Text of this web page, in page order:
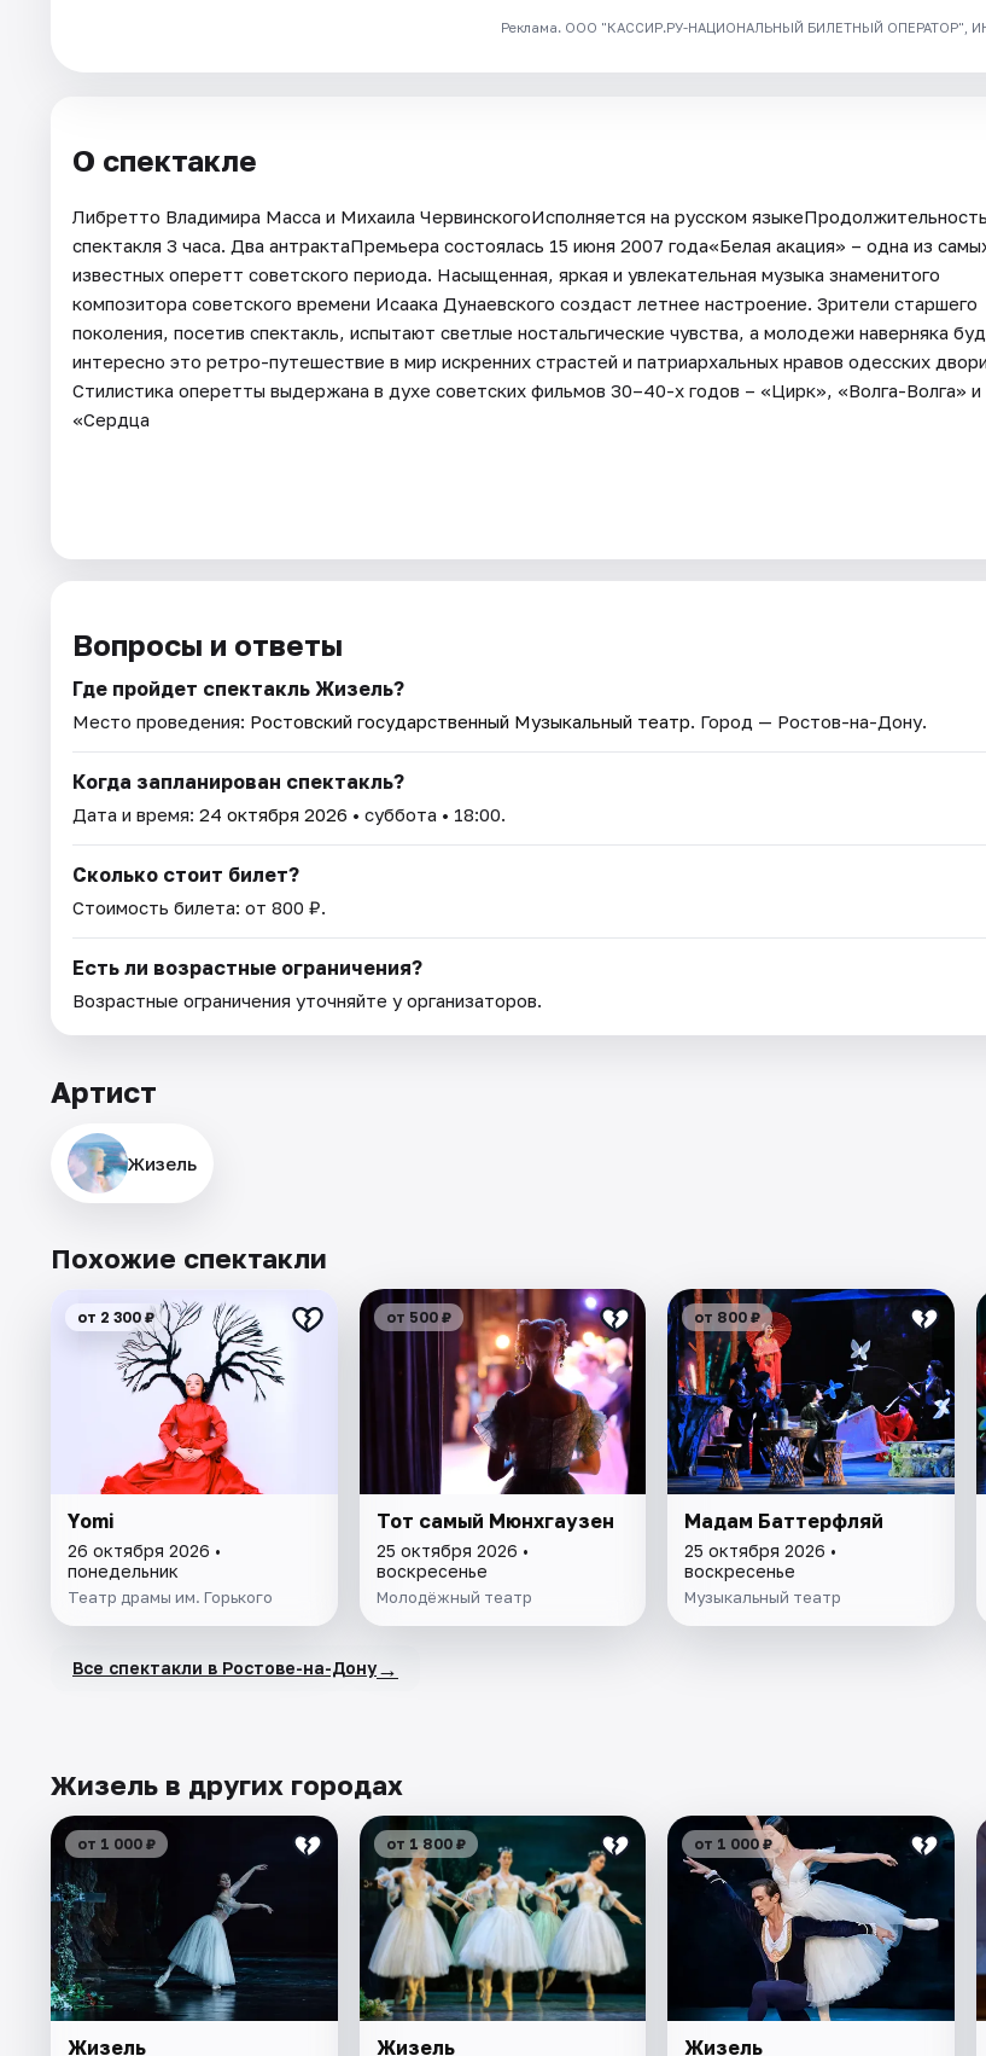
Реклама. ООО "КАССИР.РУ-НАЦИОНАЛЬНЫЙ БИЛЕТНЫЙ ОПЕРАТОР",
О спектакле
Либретто Владимира Масса и Михаила ЧервинскогоИсполняется на русском языкеПродолжительность
спектакля 3 часа. Два антрактаПремьера состоялась 15 июня 2007 года«Белая акация» – одна из
известных оперетт советского периода. Насыщенная, яркая и увлекательная музыка знаменитого
композитора советского времени Исаака Дунаевского создаст летнее настроение. Зрители старшего
поколения, посетив спектакль, испытают светлые ностальгические чувства, а молодежи наверняка
интересно это ретро-путешествие в мир искренних страстей и патриархальных нравов одесских
Стилистика оперетты выдержана в духе советских фильмов 30–40-х годов – «Цирк», «Волга-Волга» и
«Сердца
Вопросы и ответы
Где пройдет спектакль Жизель?
Место проведения: Ростовский государственный Музыкальный театр. Город — Ростов-на-Дону.
Когда запланирован спектакль?
Дата и время: 24 октября 2026 • суббота • 18:00.
Сколько стоит билет?
Стоимость билета: от 800 ₽.
Есть ли возрастные ограничения?
Возрастные ограничения уточняйте у организаторов.
Артист
Жизель
Похожие спектакли
от 2 300 ₽
Yomi
26 октября 2026 •
понедельник
Театр драмы им. Горького
от 500 ₽
Тот самый Мюнхгаузен
25 октября 2026 •
воскресенье
Молодёжный театр
от 800 ₽
Мадам Баттерфляй
25 октября 2026 •
воскресенье
Музыкальный театр
Все спектакли в Ростове-на-Дону→
Жизель в других городах
от 1 000 ₽
Жизель
от 1 800 ₽
Жизель
от 1 000 ₽
Жизель